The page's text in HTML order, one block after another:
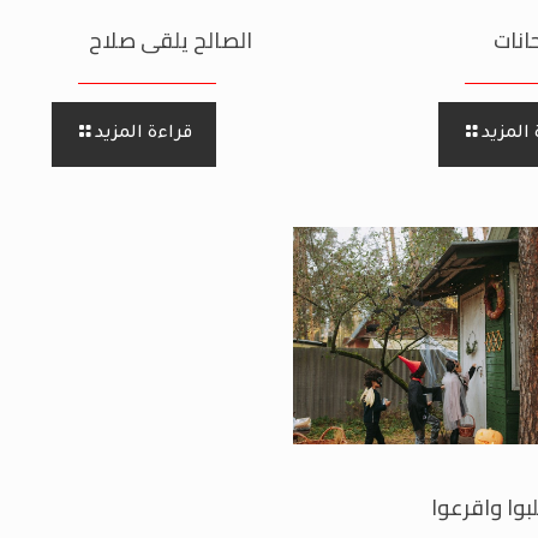
المزيد
الصالح يلقى صلاح
قراءة المزيد
واقرعوا